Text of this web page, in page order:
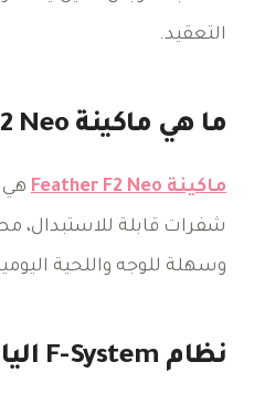
التعقيد.
ما هي ماكينة Feather F2 Neo؟
ماكينة Feather F2 Neo
هي
شفرات قابلة للاستبدال،
وسهلة للوجه واللحية
نظام F-System الياباني من Feather